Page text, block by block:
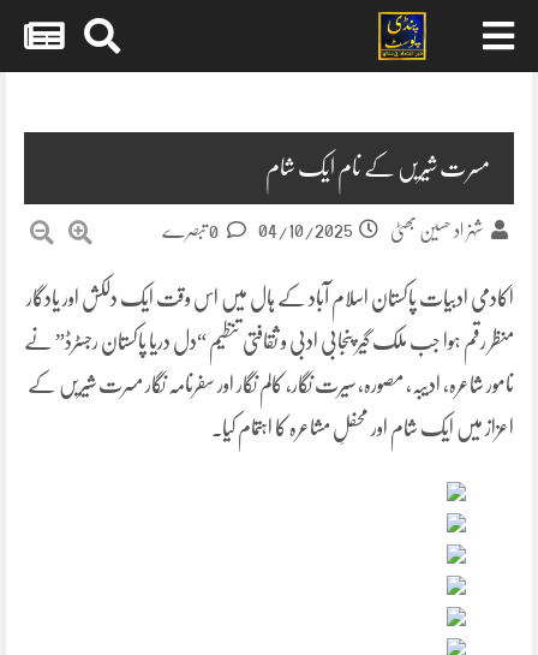
مسرت شیریں کے نام ایک شام
شہزاد حسین بھٹی 04/10/2025
اکادمی ادبیات پاکستان اسلام آباد کے ہال میں اس وقت ایک دلکش اور یادگار
منظر رقم ہوا جب ملک گیر پنجابی ادبی و ثقافتی تنظیم “دل دریا پاکستان رجسٹرڈ” نے
نامور شاعرہ، ادیبہ، مصورہ، سیرت نگار، کالم نگار اور سفرنامہ نگار مسرت شیریں کے
اعزاز میں ایک شام اور محفلِ مشاعرہ کا اہتمام کیا۔